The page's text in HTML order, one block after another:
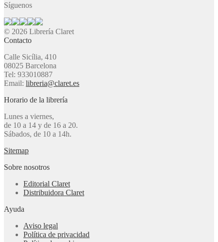
Síguenos
© 2026 Librería Claret
Contacto
Calle Sicília, 410
08025 Barcelona
Tel: 933010887
Email: libreria@claret.es
Horario de la librería
Lunes a viernes,
de 10 a 14 y de 16 a 20.
Sábados, de 10 a 14h.
Sitemap
Sobre nosotros
Editorial Claret
Distribuidora Claret
Ayuda
Aviso legal
Política de privacidad